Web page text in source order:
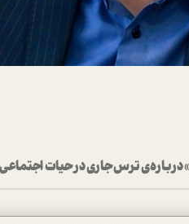
ترس جاری در حیات